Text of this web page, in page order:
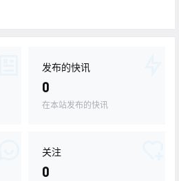
发布的快讯
0
在本站发布的快讯
关注
0